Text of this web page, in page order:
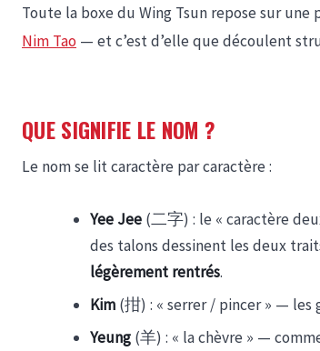
Toute la boxe du Wing Tsun repose sur une
Nim Tao — et c’est d’elle que découlent
QUE SIGNIFIE LE NOM ?
Le nom se lit caractère par caractère :
Yee Jee (二字) : le « caractère
des talons dessinent les deux
légèrement rentrés.
Kim (拑) : « serrer / pincer » — les
Yeung (羊) : « la chèvre » —